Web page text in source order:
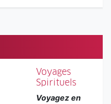
Voyages
Spirituels
Voyagez en